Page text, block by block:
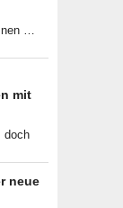
…
mit
doch
neue